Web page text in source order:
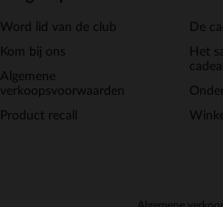
Word lid van de club
Kom bij ons
Algemene
verkoopsvoorwaarden
Product recall
De
Het
Winkel